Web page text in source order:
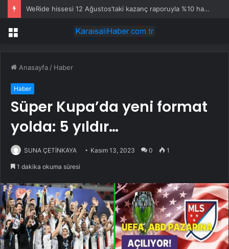
WeRide hissesi 12 Ağustos’taki kazanç raporuyla %10 hareket edebilir
Menü
Anasayfa / Haber
Haber
Süper Kupa’da yeni format
yolda: 5 yıldır…
SUNA ÇETİNKAYA Kasım 13, 2023 0 1
1 dakika okuma süresi